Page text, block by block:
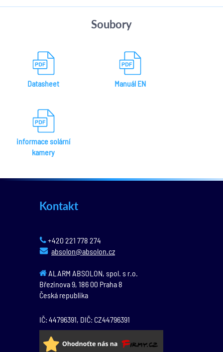
Soubory
Datasheet Manuál EN
informace solární
kamery
Kontakt
+420 221 778 274
absolon@absolon.cz
ALARM ABSOLON, spol. s r.o.
Březinova 9, 186 00 Praha 8
Česká republika
IČ: 44796391, DIČ: CZ44796391